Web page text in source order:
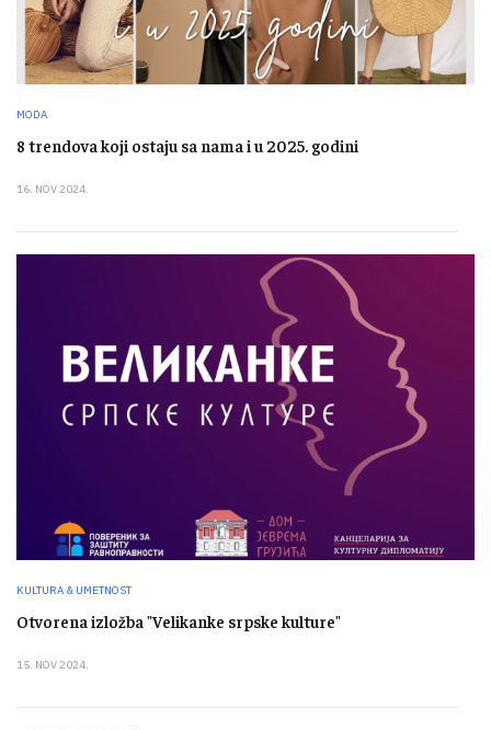
MODA
8 trendova koji ostaju sa nama i u 2025. godini
16. NOV 2024.
KULTURA & UMETNOST
Otvorena izložba "Velikanke srpske kulture"
15. NOV 2024.